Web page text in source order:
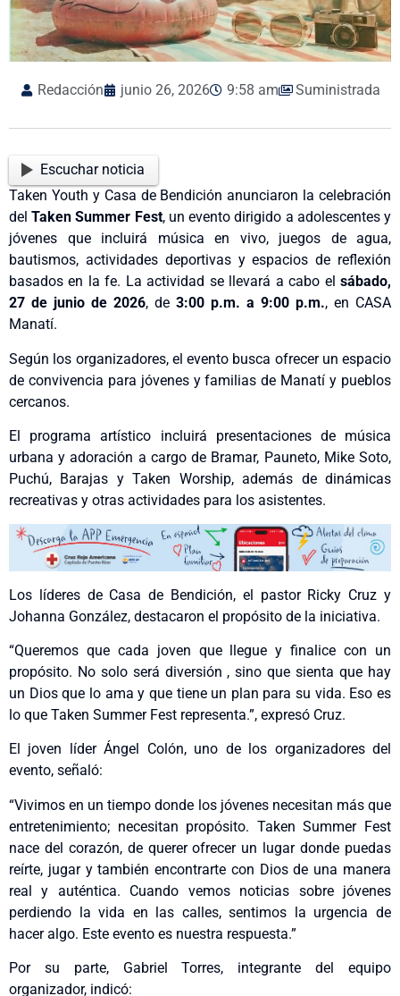
Redacción junio 26, 2026 9:58 am Suministrada
Escuchar noticia
Taken Youth y Casa de Bendición anunciaron la celebración
delTaken Summer Fest, un evento dirigido a adolescentes y
jóvenes que incluirá música en vivo, juegos de agua,
bautismos, actividades deportivas y espacios de reflexión
basados en la fe. La actividad se llevará a cabo el sábado,
27 de junio de 2026, de 3:00 p.m. a 9:00 p.m., en CASA
Manatí.
Según los organizadores, el evento busca ofrecer un espacio
de convivencia para jóvenes y familias de Manatí y pueblos
cercanos.
El programa artístico incluirá presentaciones de música
urbana y adoración a cargo de Bramar, Pauneto, Mike Soto,
Puchú, Barajas y Taken Worship, además de dinámicas
recreativas y otras actividades para los asistentes.
Los líderes de Casa de Bendición, el pastor Ricky Cruz y
Johanna González, destacaron el propósito de la iniciativa.
“Queremos que cada joven que llegue y finalice con un
propósito. No solo será diversión , sino que sienta que hay
un Dios que lo ama y que tiene un plan para su vida. Eso es
lo que Taken Summer Fest representa.”, expresó Cruz.
El joven líder Ángel Colón, uno de los organizadores del
evento, señaló:
“Vivimos en un tiempo donde los jóvenes necesitan más que
entretenimiento; necesitan propósito. Taken Summer Fest
nace del corazón, de querer ofrecer un lugar donde puedas
reírte, jugar y también encontrarte con Dios de una manera
real y auténtica. Cuando vemos noticias sobre jóvenes
perdiendo la vida en las calles, sentimos la urgencia de
hacer algo. Este evento es nuestra respuesta.”
Por su parte, Gabriel Torres, integrante del equipo
organizador, indicó: